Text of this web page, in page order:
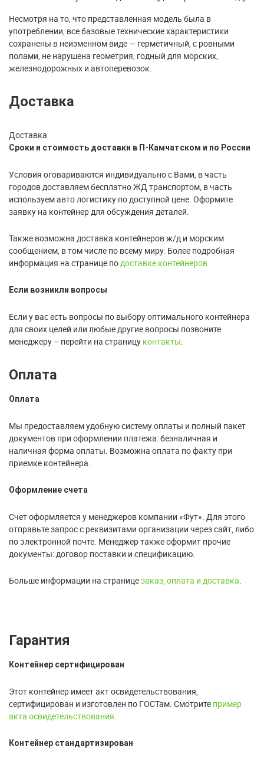
Несмотря на то, что представленная модель была в
употреблении, все базовые технические характеристики
сохранены в неизменном виде — герметичный, с ровными
полами, не нарушена геометрия, годный для морских,
железнодорожных и автоперевозок.
Доставка
Доставка
Сроки и стоимость доставки в П-Камчатском и по России
Условия оговариваются индивидуально с Вами, в часть
городов доставляем бесплатно ЖД транспортом, в часть
используем авто логистику по доступной цене. Оформите
заявку на контейнер для обсуждения деталей.
Также возможна доставка контейнеров ж/д и морским
сообщением, в том числе по всему миру. Более подробная
информация на странице по доставке контейнеров.
Если возникли вопросы
Если у вас есть вопросы по выбору оптимального контейнера
для своих целей или любые другие вопросы позвоните
менеджеру – перейти на страницу контакты
Оплата
Оплата
Мы предоставляем удобную систему оплаты и полный пакет
документов при оформлении платежа: безналичная и
наличная форма оплаты. Возможна оплата по факту при
приемке контейнера.
Оформление счета
Счет оформляется у менеджеров компании «Фут». Для этого
отправьте запрос с реквизитами организации через сайт, либо
по электронной почте. Менеджер также оформит прочие
документы: договор поставки и спецификацию.
Больше информации на страницезаказ, оплата и доставка
Гарантия
Контейнер сертифицирован
Этот контейнер имеет акт освидетельствования,
сертифицирован и изготовлен по ГОСТам. Смотрите пример
акта освидетельствования
Контейнер стандартизирован